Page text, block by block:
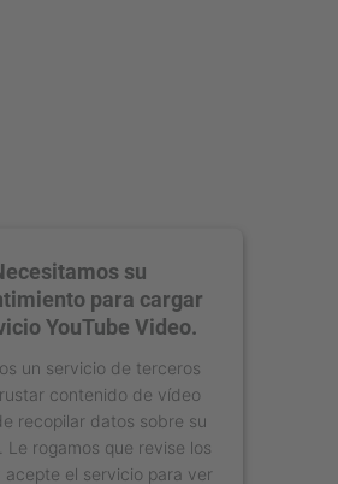
su
para cargar
YouTube Video.
un servicio de terceros
contenido de vídeo
recopilar datos sobre su
Le rogamos que revise los
acepte el servicio para ver